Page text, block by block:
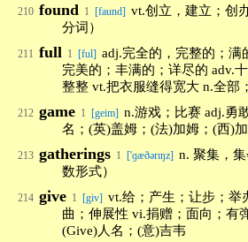
210 found 1 [faund] vt.创立，建立；创
分词）
211 full 1 [ful] adj.完全的，完整的；满
完美的；丰满的；详尽的 adv.
整整 vt.把衣服缝得宽大 n.全部
212 game 1 [geim] n.游戏；比赛 adj.勇
名；(英)盖姆；(法)加姆；(西)
213 gatherings 1 ['ɡæðərɪŋz] n. 聚集，
数形式）
214 give 1 [giv] vt.给；产生；让步；举
曲；伸展性 vi.捐赠；面向；有
(Give)人名；(意)吉韦